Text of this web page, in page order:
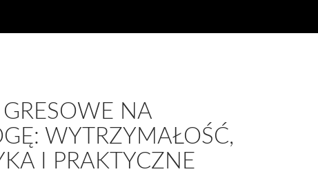
GRESOWE NA
WYTRZYMAŁOŚĆ,
I PRAKTYCZNE